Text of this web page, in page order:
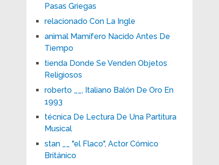
Pasas Griegas
relacionado Con La Ingle
animal Mamífero Nacido Antes De
Tiempo
tienda Donde Se Venden Objetos
Religiosos
roberto __, Italiano Balón De Oro En
1993
técnica De Lectura De Una Partitura
Musical
stan __ "el Flaco", Actor Cómico
Británico